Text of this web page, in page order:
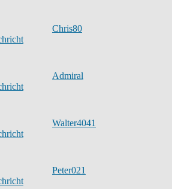
Chris80
Admiral
Walter4041
Peter021